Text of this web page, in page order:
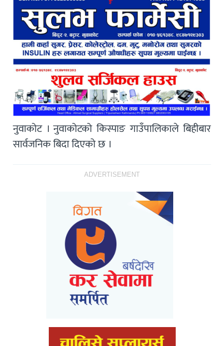
नुवाकोट । नुवाकोटको किस्पाङ गाउँपालिकाले बिहीबार
सार्वजनिक बिदा दिएको छ ।
ADVERTISEMENT